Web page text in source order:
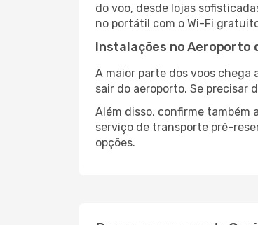
do voo, desde lojas
no portátil com o Wi-Fi
Instalações no Aeroporto
A maior parte dos voos chega
sair do aeroporto. Se precisar
Além disso, confirme também
serviço de transporte pré-
opções.